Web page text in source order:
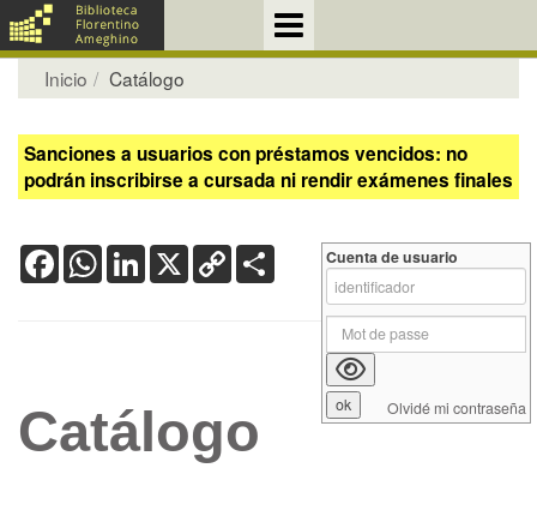
Inicio Catálogo
Sanciones a usuarios con préstamos vencidos: no
podrán inscribirse a cursada ni rendir exámenes finales
FacebookWhatsApp
LinkedIn
X Copy
Link
Catálogo
Cuenta de usuario
Olvidé mi contraseña